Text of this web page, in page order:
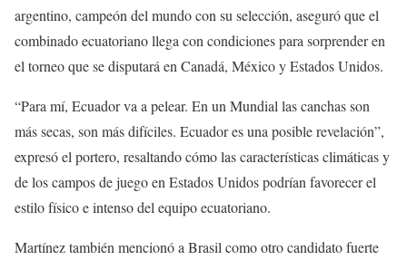
argentino, campeón del mundo con su selección, aseguró que el
combinado ecuatoriano llega con condiciones para sorprender en
el torneo que se disputará en Canadá, México y Estados Unidos.
“Para mí, Ecuador va a pelear. En un Mundial las canchas son
más secas, son más difíciles. Ecuador es una posible revelación”,
expresó el portero, resaltando cómo las características climáticas y
de los campos de juego en Estados Unidos podrían favorecer el
estilo físico e intenso del equipo ecuatoriano.
Martínez también mencionó a Brasil como otro candidato fuerte